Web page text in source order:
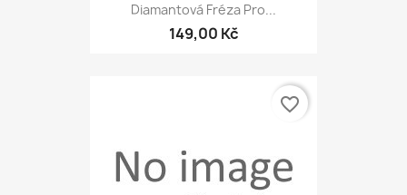
Diamantová Fréza Pro...
149,00 Kč
favorite_border